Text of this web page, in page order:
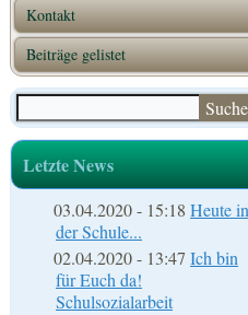
Kontakt
Beiträge gelistet
Suchformular
Suche
Letzte News
03.04.2020 - 15:18 Heute in
der Schule...
02.04.2020 - 13:47 Ich bin
für Euch da!
Schulsozialarbeit